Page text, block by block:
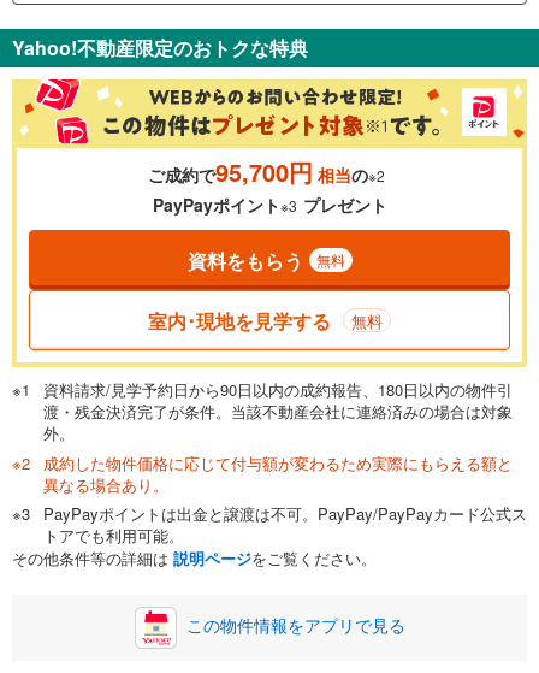
金利 ％
0.01%
一般的には最長35年まで借り入れ可能です。多くの金融機関
が完済時の年齢は80歳までを条件としています。
閉じる
頭金 万円
0万円 3,190万円
自己資金から住宅購入にかけられる金額を入力してくださ
い。一般的には物件価格の2割までが目安です。
閉じる
ボーナス
万円
0円
Yahoo!不動産限定のおトクな特典
ご成約で95,700円 相当の※2
PayPayポイント※3 プレゼント
資料をもらう 無料
室内･現地を見学する 無料
資料請求/見学予約日から90日以内の成約報告、180日以内の物件引
渡・残金決済完了が条件。当該不動産会社に連絡済みの場合は対象
外。
成約した物件価格に応じて付与額が変わるため実際にもらえる額と
異なる場合あり。
PayPayポイントは出金と譲渡は不可。PayPay/PayPayカード公式ス
トアでも利用可能。
その他条件等の詳細は 説明ページをご覧ください。
この物件情報をアプリで見る